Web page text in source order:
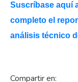
Suscríbase aquí
completo el
análisis técnico